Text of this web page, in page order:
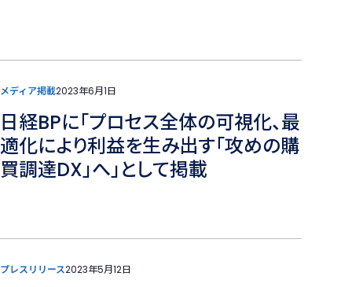
メディア掲載2023年6月1日
日経BPに「プロセス全体の可視化、最
適化により利益を生み出す「攻めの購
買調達DX」へ」として掲載
プレスリリース2023年5月12日